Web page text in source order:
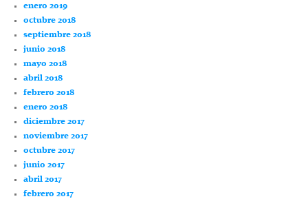
enero 2019
octubre 2018
septiembre 2018
junio 2018
mayo 2018
abril 2018
febrero 2018
enero 2018
diciembre 2017
noviembre 2017
octubre 2017
junio 2017
abril 2017
febrero 2017